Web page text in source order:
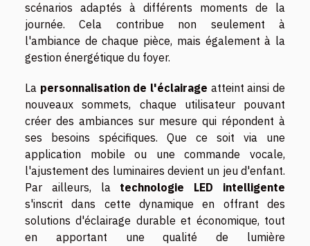
scénarios adaptés à différents moments de la
journée. Cela contribue non seulement à
l'ambiance de chaque pièce, mais également à la
gestion énergétique du foyer.
La personnalisation de l'éclairage atteint ainsi de
nouveaux sommets, chaque utilisateur pouvant
créer des ambiances sur mesure qui répondent à
ses besoins spécifiques. Que ce soit via une
application mobile ou une commande vocale,
l'ajustement des luminaires devient un jeu d'enfant.
Par ailleurs, la technologie LED intelligente
s'inscrit dans cette dynamique en offrant des
solutions d'éclairage durable et économique, tout
en apportant une qualité de lumière